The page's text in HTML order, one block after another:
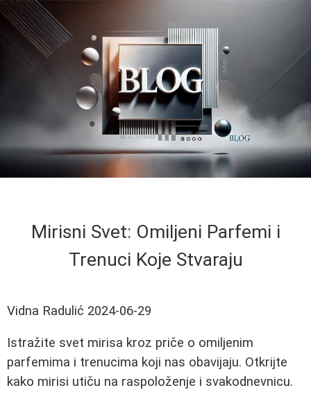
Mirisni Svet: Omiljeni Parfemi i
Trenuci Koje Stvaraju
Vidna Radulić 2024-06-29
Istražite svet mirisa kroz priče o omiljenim
parfemima i trenucima koji nas obavijaju. Otkrijte
kako mirisi utiču na raspoloženje i svakodnevnicu.